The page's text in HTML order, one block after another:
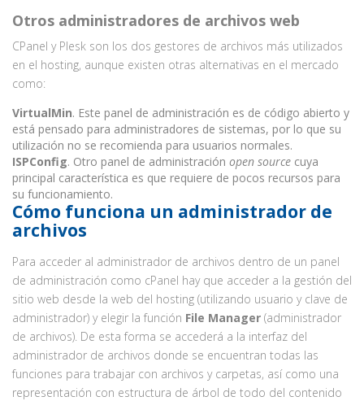
Otros administradores de archivos web
CPanel y Plesk son los dos gestores de archivos más utilizados
en el hosting, aunque existen otras alternativas en el mercado
como:
VirtualMin. Este panel de administración es de código abierto y
está pensado para administradores de sistemas, por lo que su
utilización no se recomienda para usuarios normales.
ISPConfig. Otro panel de administración open source cuya
principal característica es que requiere de pocos recursos para
su funcionamiento.
Cómo funciona un administrador de
archivos
Para acceder al administrador de archivos dentro de un panel
de administración como cPanel hay que acceder a la gestión del
sitio web desde la web del hosting (utilizando usuario y clave de
administrador) y elegir la función File Manager (administrador
de archivos). De esta forma se accederá a la interfaz del
administrador de archivos donde se encuentran todas las
funciones para trabajar con archivos y carpetas, así como una
representación con estructura de árbol de todo del contenido